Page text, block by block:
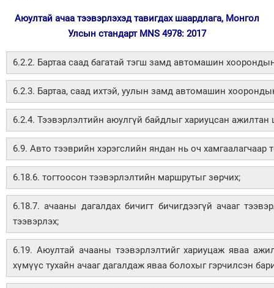
Аюултай ачаа тээвэрлэхэд тавигдах шаардлага, Монгол
Улсын стандарт MNS 4978: 2017
6.2.2. Бартаа саад багатай тэгш замд автомашин
6.2.3. Бартаа, саад ихтэй, уулын замд автомашин
6.2.4. Тээвэрлэлтийн аюулгүй байдлыг хариуцсан
6.9. Авто тээврийн хэрэгслийн яндан нь оч хамгаалагчаар
6.18.6. тогтоосон тээвэрлэлтийн маршрутыг зөрчих;
6.18.7. ачааны дагалдах бичигт бичигдээгүй ачааг
тээвэрлэх;
6.19. Аюултай ачааны тээвэрлэлтийг хариуцаж яваа
хүмүүс тухайн ачааг дагалдаж яваа болохыг гэрчилсэн